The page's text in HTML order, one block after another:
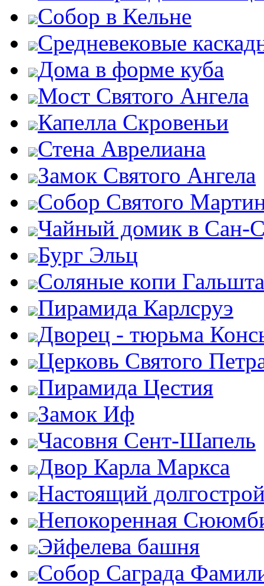
Собор в Кельне
Средневековые
Дома в форме куба
Мост Святого Ангела
Капелла Скровеньи
Стена Аврелиана
Замок Святого Ангела
Собор Святого
Чайный домик в Сан-
Бург Эльц
Соляные копи
Пирамида Карлсруэ
Дворец - тюрьма
Церковь Святого
Пирамида Цестия
Замок Иф
Часовня Сент-Шапель
Двор Карла Маркса
Настоящий
Непокоренная
Эйфелева башня
Собор Саграда